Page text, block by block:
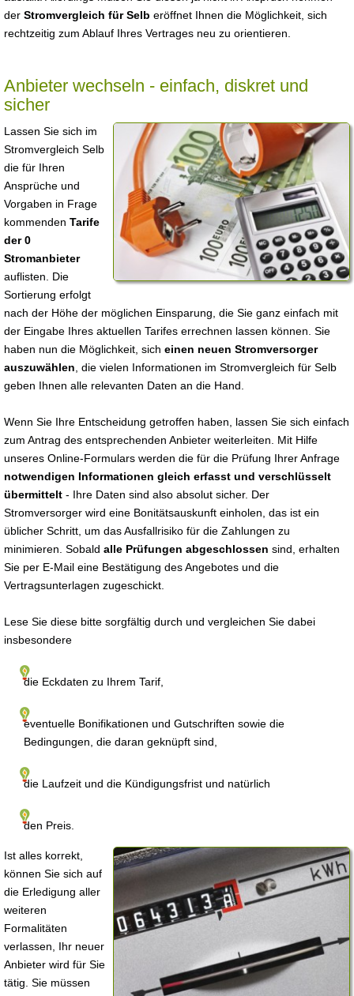
der Stromvergleich für Selb eröffnet Ihnen die Möglichkeit, sich
rechtzeitig zum Ablauf Ihres Vertrages neu zu orientieren.
Anbieter wechseln - einfach, diskret und
sicher
Lassen Sie sich im
Stromvergleich Selb
die für Ihren
Ansprüche und
Vorgaben in Frage
kommenden Tarife
der 0
Stromanbieter
auflisten. Die
Sortierung erfolgt
nach der Höhe der möglichen Einsparung, die Sie ganz einfach mit
der Eingabe Ihres aktuellen Tarifes errechnen lassen können. Sie
haben nun die Möglichkeit, sich einen neuen Stromversorger
auszuwählen , die vielen Informationen im Stromvergleich für Selb
geben Ihnen alle relevanten Daten an die Hand.
Wenn Sie Ihre Entscheidung getroffen haben, lassen Sie sich einfach
zum Antrag des entsprechenden Anbieter weiterleiten. Mit Hilfe
unseres Online-Formulars werden die für die Prüfung Ihrer Anfrage
notwendigen Informationen gleich erfasst und verschlüsselt
übermittelt - Ihre Daten sind also absolut sicher. Der
Stromversorger wird eine Bonitätsauskunft einholen, das ist ein
üblicher Schritt, um das Ausfallrisiko für die Zahlungen zu
minimieren. Sobald alle Prüfungen abgeschlossen sind, erhalten
Sie per E-Mail eine Bestätigung des Angebotes und die
Vertragsunterlagen zugeschickt.
Lese Sie diese bitte sorgfältig durch und vergleichen Sie dabei
insbesondere
die Eckdaten zu Ihrem Tarif,
eventuelle Bonifikationen und Gutschriften sowie die
Bedingungen, die daran geknüpft sind,
die Laufzeit und die Kündigungsfrist und natürlich
den Preis.
Ist alles korrekt,
können Sie sich auf
die Erledigung aller
weiteren
Formalitäten
verlassen, Ihr neuer
Anbieter wird für Sie
tätig. Sie müssen